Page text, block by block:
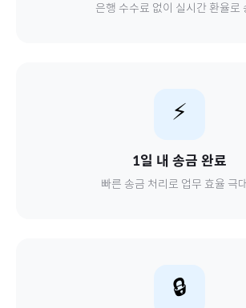
은행 수수료 없이 실시간 환율로
⚡
1일 내 송금 완료
빠른 송금 처리로 업무 효율 극
🔒